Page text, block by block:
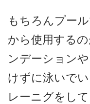
もちろんプー
から使用する
ンデーション
けずに泳いで
レーニグをし